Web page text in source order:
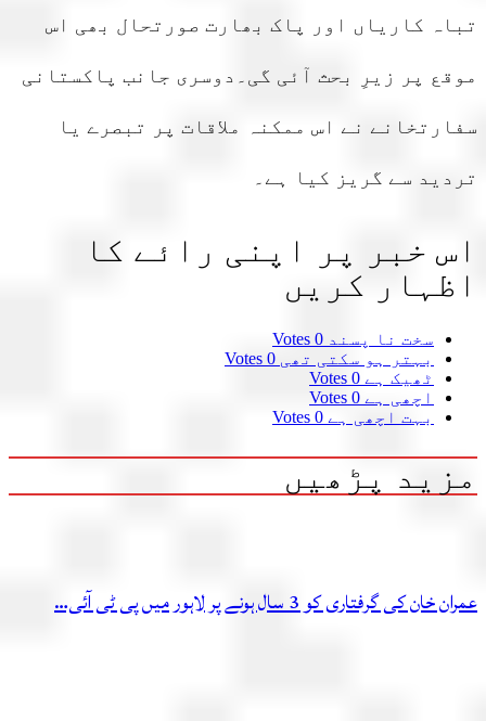
کاریاں اور پاک بھارت صورتحال بھی اس
پر زیرِ بحث آئی گی۔دوسری جانب پاکستانی
نے اس ممکنہ ملاقات پر تبصرے یا
سے گریز کیا ہے۔
خبر پر اپنی رائے کا
کریں
سخت نا پسند 0 Votes
بہتر ہو سکتی تھی
0 Votes
ٹھیک ہے
اچھی ہے
بہت اچھی ہے
پڑھیں
کی گرفتاری کو 3 سال ہونے پر لاہور میں پی ٹی آئی…